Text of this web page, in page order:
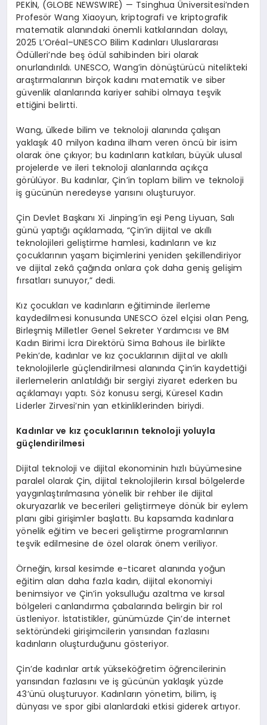
PEKİN, (GLOBE NEWSWIRE) — Tsinghua Üniversitesi’nden
Profesör Wang Xiaoyun, kriptografi ve kriptografik
matematik alanındaki önemli katkılarından dolayı,
2025 L’Oréal–UNESCO Bilim Kadınları Uluslararası
Ödülleri’nde beş ödül sahibinden biri olarak
onurlandırıldı. UNESCO, Wang’in dönüştürücü nitelikteki
araştırmalarının birçok kadını matematik ve siber
güvenlik alanlarında kariyer sahibi olmaya teşvik
ettiğini belirtti.
Wang, ülkede bilim ve teknoloji alanında çalışan
yaklaşık 40 milyon kadına ilham veren öncü bir isim
olarak öne çıkıyor; bu kadınların katkıları, büyük ulusal
projelerde ve ileri teknoloji alanlarında açıkça
görülüyor. Bu kadınlar, Çin’in toplam bilim ve teknoloji
iş gücünün neredeyse yarısını oluşturuyor.
Çin Devlet Başkanı Xi Jinping’in eşi Peng Liyuan, Salı
günü yaptığı açıklamada, “Çin’in dijital ve akıllı
teknolojileri geliştirme hamlesi, kadınların ve kız
çocuklarının yaşam biçimlerini yeniden şekillendiriyor
ve dijital zekâ çağında onlara çok daha geniş gelişim
fırsatları sunuyor,” dedi.
Kız çocukları ve kadınların eğitiminde ilerleme
kaydedilmesi konusunda UNESCO özel elçisi olan Peng,
Birleşmiş Milletler Genel Sekreter Yardımcısı ve BM
Kadın Birimi İcra Direktörü Sima Bahous ile birlikte
Pekin’de, kadınlar ve kız çocuklarının dijital ve akıllı
teknolojilerle güçlendirilmesi alanında Çin’in kaydettiği
ilerlemelerin anlatıldığı bir sergiyi ziyaret ederken bu
açıklamayı yaptı. Söz konusu sergi, Küresel Kadın
Liderler Zirvesi’nin yan etkinliklerinden biriydi.
Kadınlar ve kız çocuklarının teknoloji yoluyla
güçlendirilmesi
Dijital teknoloji ve dijital ekonominin hızlı büyümesine
paralel olarak Çin, dijital teknolojilerin kırsal bölgelerde
yaygınlaştırılmasına yönelik bir rehber ile dijital
okuryazarlık ve becerileri geliştirmeye dönük bir eylem
planı gibi girişimler başlattı. Bu kapsamda kadınlara
yönelik eğitim ve beceri geliştirme programlarının
teşvik edilmesine de özel olarak önem veriliyor.
Örneğin, kırsal kesimde e-ticaret alanında yoğun
eğitim alan daha fazla kadın, dijital ekonomiyi
benimsiyor ve Çin’in yoksulluğu azaltma ve kırsal
bölgeleri canlandırma çabalarında belirgin bir rol
üstleniyor. İstatistikler, günümüzde Çin’de internet
sektöründeki girişimcilerin yarısından fazlasını
kadınların oluşturduğunu gösteriyor.
Çin’de kadınlar artık yükseköğretim öğrencilerinin
yarısından fazlasını ve iş gücünün yaklaşık yüzde
43’ünü oluşturuyor. Kadınların yönetim, bilim, iş
dünyası ve spor gibi alanlardaki etkisi giderek artıyor.